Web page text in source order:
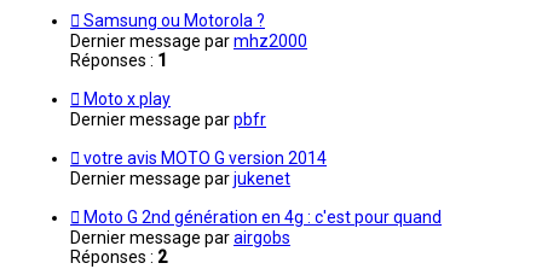
Samsung ou Motorola ?
Dernier message parmhz2000
Réponses : 1
Moto x play
Dernier message parpbfr
votre avis MOTO G version 2014
Dernier message parjukenet
Moto G 2nd génération en 4g : c'est pour quand
Dernier message parairgobs
Réponses : 2